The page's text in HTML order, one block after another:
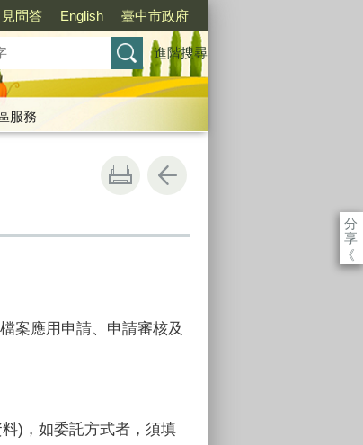
問答 English 臺中市政府
進階搜尋
服務
分
享
《
案應用申請、申請審核及
)，如委託方式者，須填